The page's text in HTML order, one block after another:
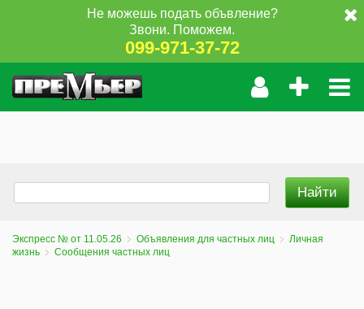
Не можешь подать объвление?
Звони. Поможем.
099-971-37-72
Экспресс № от 11.05.26 Объявления для частных лиц
Личная
жизнь
Сообщения частных лиц